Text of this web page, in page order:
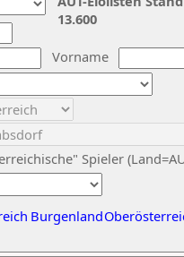
Vorname
Spieler
Burgenland
13.600